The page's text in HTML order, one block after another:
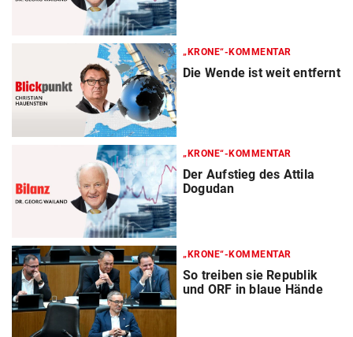
„KRONE“-KOMMENTAR
Die Wende ist weit entfernt
„KRONE“-KOMMENTAR
Der Aufstieg des Attila
Dogudan
„KRONE“-KOMMENTAR
So treiben sie Republik
und ORF in blaue Hände